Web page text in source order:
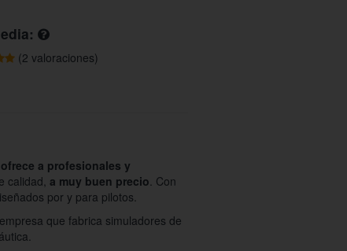
(2 valoraciones)
ofrece a profesionales y
calidad, a muy buen precio. Con
por y para pilotos.
que fabrica simuladores de